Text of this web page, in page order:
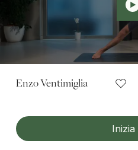
Enzo Ventimiglia
Inizia